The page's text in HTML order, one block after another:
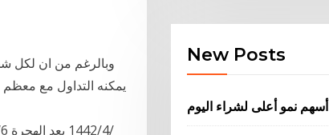
يمكنه التداول مع
New Posts
أسهم نمو أعلى لشراء اليوم